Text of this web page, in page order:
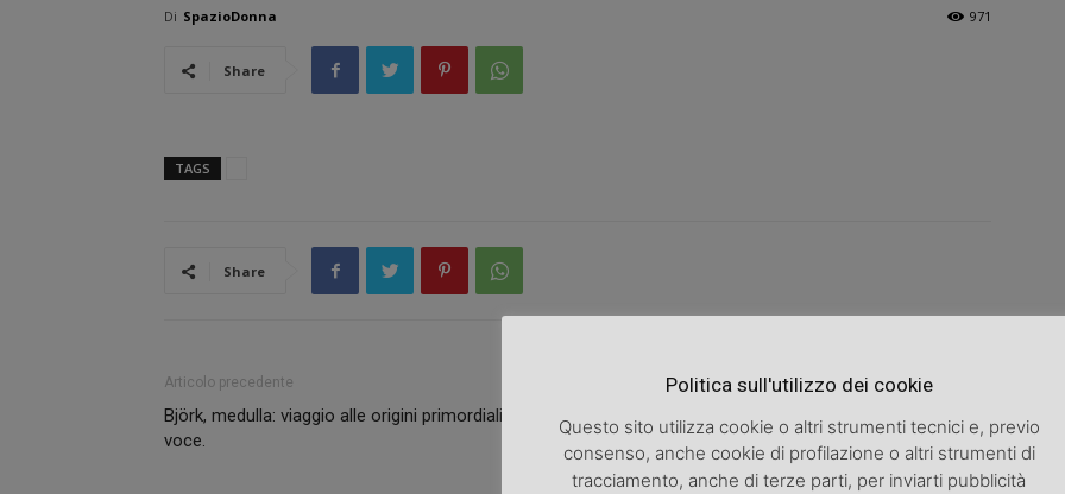
Di SpazioDonna 971
Share
TAGS
Share
Articolo precedente
Björk, medulla: viaggio alle origini primordiali della
voce.
Articolo successivo
Bellezza: rinnovarsi dopo le vacanze.
Politica sull'utilizzo dei cookie
Questo sito utilizza cookie o altri strumenti tecnici e, previo
consenso, anche cookie di profilazione o altri strumenti di
tracciamento, anche di terze parti, per inviarti pubblicità